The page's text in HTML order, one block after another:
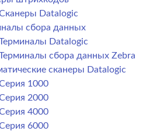
Datalogic
сбора данных
Datalogic
сбора данных Zebra
сканеры Datalogic
1000
2000
4000
6000